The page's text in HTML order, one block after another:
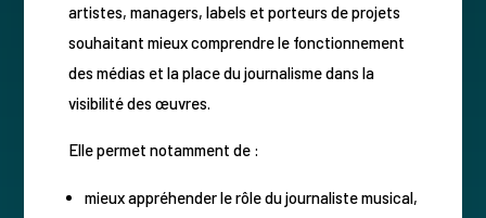
artistes, managers, labels et porteurs de projets
souhaitant mieux comprendre le fonctionnement
des médias et la place du journalisme dans la
visibilité des œuvres.
Elle permet notamment de :
mieux appréhender le rôle du journaliste musical,